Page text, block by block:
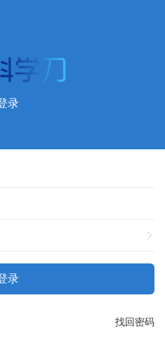
录
录
找回密码